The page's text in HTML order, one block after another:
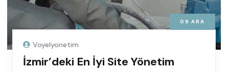
09 ARA
Voyelyonetim
İzmir’deki En İyi Site Yönetim